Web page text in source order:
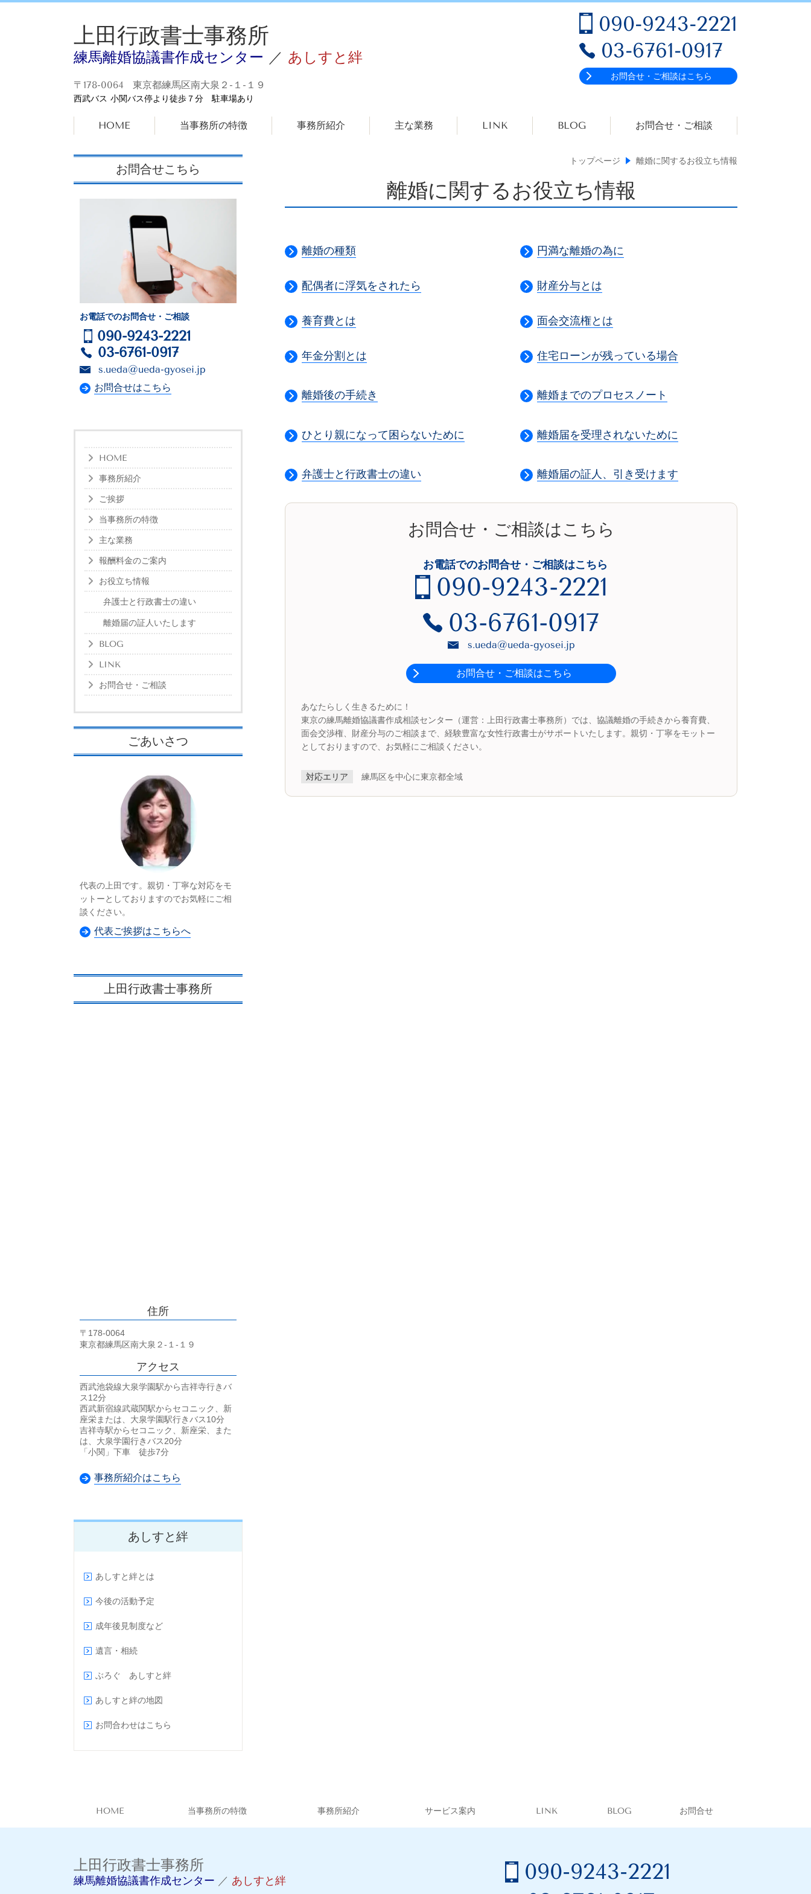
上田行政書士事務所
練馬離婚協議書作成センター ／ あしすと絆
〒178-0064 東京都練馬区南大泉２-１-１９
西武バス 小関バス停より徒歩７分 駐車場あり
090-9243-2221
03-6761-0917
お問合せ・ご相談はこちら
HOME 当事務所の特徴 事務所紹介 主な業務 LINK BLOG お問合せ・ご相談
トップページ 離婚に関するお役立ち情報
離婚に関するお役立ち情報
離婚の種類 円満な離婚の為に
配偶者に浮気をされたら 財産分与とは
養育費とは 面会交流権とは
年金分割とは 住宅ローンが残っている場合
離婚後の手続き 離婚までのプロセスノート
ひとり親になって困らないために 離婚届を受理されないために
弁護士と行政書士の違い 離婚届の証人、引き受けます
お問合せ・ご相談はこちら
お電話でのお問合せ・ご相談はこちら
090-9243-2221
03-6761-0917
s.ueda@ueda-gyosei.jp
お問合せ・ご相談はこちら
あなたらしく生きるために！
東京の練馬離婚協議書作成相談センター（運営：上田行政書士事務所）では、協議離婚の手続きから養育費、
面会交渉権、財産分与のご相談まで、経験豊富な女性行政書士がサポートいたします。親切・丁寧をモットー
としておりますので、お気軽にご相談ください。
対応エリア 練馬区を中心に東京都全域
お問合せこちら
お電話でのお問合せ・ご相談
090-9243-2221
03-6761-0917
s.ueda@ueda-gyosei.jp
お問合せはこちら
HOME
事務所紹介
ご挨拶
当事務所の特徴
主な業務
報酬料金のご案内
お役立ち情報
弁護士と行政書士の違い
離婚届の証人いたします
BLOG
LINK
お問合せ・ご相談
ごあいさつ
代表の上田です。親切・丁寧な対応をモ
ットーとしておりますのでお気軽にご相
談ください。
代表ご挨拶はこちらへ
上田行政書士事務所
住所
〒178-0064
東京都練馬区南大泉２-１-１９
アクセス
西武池袋線大泉学園駅から吉祥寺行きバ
ス12分
西武新宿線武蔵関駅からセコニック、新
座栄または、大泉学園駅行きバス10分
吉祥寺駅からセコニック、新座栄、また
は、大泉学園行きバス20分
「小関」下車 徒歩7分
事務所紹介はこちら
あしすと絆
あしすと絆とは
今後の活動予定
成年後見制度など
遺言・相続
ぶろぐ あしすと絆
あしすと絆の地図
お問合わせはこちら
HOME 当事務所の特徴 事務所紹介 サービス案内 LINK BLOG お問合せ
上田行政書士事務所
練馬離婚協議書作成センター ／ あしすと絆
090-9243-2221